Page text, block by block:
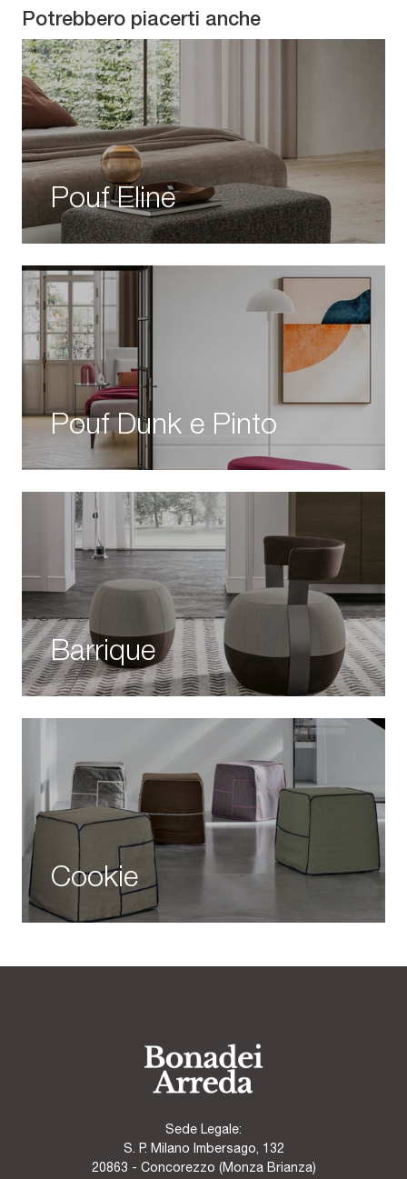
Potrebbero piacerti anche
Pouf Eline
Pouf Dunk e Pinto
Barrique
Cookie
Sede Legale:
S. P. Milano Imbersago, 132
20863 - Concorezzo (Monza Brianza)